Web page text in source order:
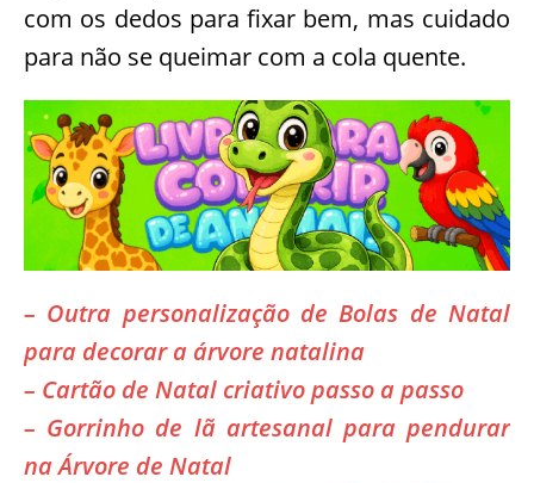
com os dedos para fixar bem, mas cuidado
para não se queimar com a cola quente.
– Outra personalização de Bolas de Natal
para decorar a árvore natalina
– Cartão de Natal criativo passo a passo
– Gorrinho de lã artesanal para pendurar
na Árvore de Natal